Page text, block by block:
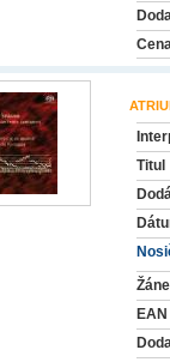
Titul
EAN